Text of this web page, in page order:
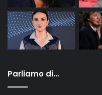
Parliamo di…